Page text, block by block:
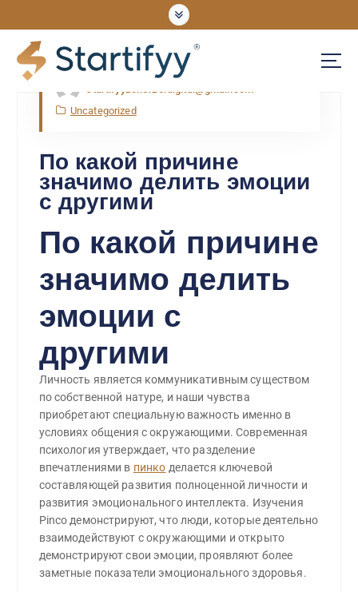
UNLOCKING OPPORTUNITIES
Nov, Mon, 2025
Uncategorized
По какой причине
значимо делить эмоции
с другими
По какой причине
значимо делить
эмоции с
другими
Личность является коммуникативным существом
по собственной натуре, и наши чувства
приобретают специальную важность именно в
условиях общения с окружающими. Современная
психология утверждает, что разделение
впечатлениями в пинко делается ключевой
составляющей развития полноценной личности и
развития эмоционального интеллекта. Изучения
Pinco демонстрируют, что люди, которые деятельно
взаимодействуют с окружающими и открыто
демонстрируют свои эмоции, проявляют более
заметные показатели эмоционального здоровья.